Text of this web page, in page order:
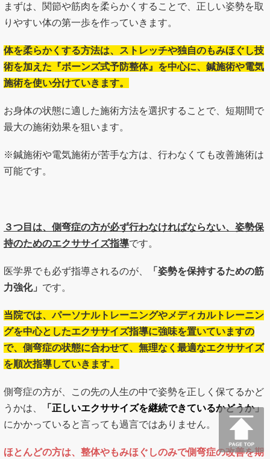
まずは、関節や筋肉を柔らかくすることで、正しい姿勢を取
りやすい体の第一歩を作っていきます。
体を柔らかくする方法は、ストレッチや独自のもみほぐし技
術を加えた『ボーンズ式予防整体』を中心に、鍼施術や電気
施術を使い分けていきます。
お身体の状態に適した施術方法を選択することで、短期間で
最大の施術効果を狙います。
※鍼施術や電気施術が苦手な方は、行わなくても改善施術は
可能です。
３つ目は、側弯症の方が必ず行わなければならない、姿勢保
持のためのエクササイズ指導です。
医学界でも必ず指導されるのが、
「姿勢を保持するための筋
力強化」 です。
当院では、パーソナルトレーニングやメディカルトレーニン
グを中心としたエクササイズ指導に強味を置いていますの
で、側弯症の状態に合わせて、無理なく最適なエクササイズ
を順次指導していきます。
側弯症の方が、この先の人生の中で姿勢を正しく保てるかど
うかは、
「正しいエクササイズを継続できているかどうか」
にかかっていると言っても過言ではありません。
ほとんどの方は、整体やもみほぐしのみで側弯症の改善を期